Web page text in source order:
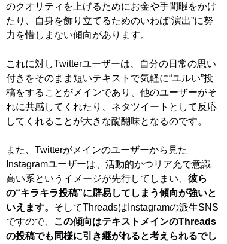
のクオリティを上げるためにお金や手間暇をかけ
たり、自身を飾り立てるためのいわば“演出”に努
力を惜しまない傾向があります。
これに対しTwitterユーザーは、自分の日常の思い
付きをそのまま短いテキストで気軽に“ユルい”投
稿をすることがメインであり、他のユーザーがそ
れに共感してくれたり、ネタツイートとして反応
してくれることが大きな醍醐味となるのです。
また、Twitterがメインのユーザーから見た
Instagramユーザーは、活動的かつリア充で意識
高い系というイメージが先行してしまい、 彼ら
の“キラキラ投稿”に辟易してしまう傾向が強いと
いえます。 そしてThreadsはInstagramの派生SNS
ですので、 この傾向はテキストメインのThreads
の投稿でも同様に引き継がれると考えられるでし